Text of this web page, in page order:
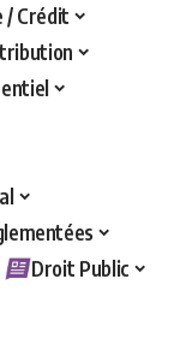
/ Crédit
Droit Public